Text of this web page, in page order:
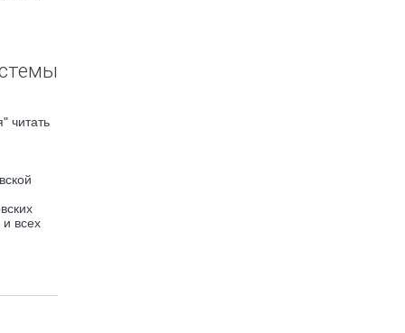
читать
и всех